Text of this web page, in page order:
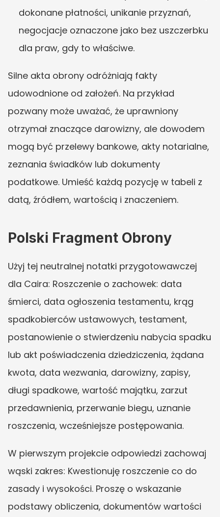
dokonane płatności, unikanie przyznań,
negocjacje oznaczone jako bez uszczerbku
dla praw, gdy to właściwe.
Silne akta obrony odróżniają fakty
udowodnione od założeń. Na przykład
pozwany może uważać, że uprawniony
otrzymał znaczące darowizny, ale dowodem
mogą być przelewy bankowe, akty notarialne,
zeznania świadków lub dokumenty
podatkowe. Umieść każdą pozycję w tabeli z
datą, źródłem, wartością i znaczeniem.
Polski Fragment Obrony
Użyj tej neutralnej notatki przygotowawczej
dla Caira: Roszczenie o zachowek: data
śmierci, data ogłoszenia testamentu, krąg
spadkobierców ustawowych, testament,
postanowienie o stwierdzeniu nabycia spadku
lub akt poświadczenia dziedziczenia, żądana
kwota, data wezwania, darowizny, zapisy,
długi spadkowe, wartość majątku, zarzut
przedawnienia, przerwanie biegu, uznanie
roszczenia, wcześniejsze postępowania.
W pierwszym projekcie odpowiedzi zachowaj
wąski zakres: Kwestionuję roszczenie co do
zasady i wysokości. Proszę o wskazanie
podstawy obliczenia, dokumentów wartości